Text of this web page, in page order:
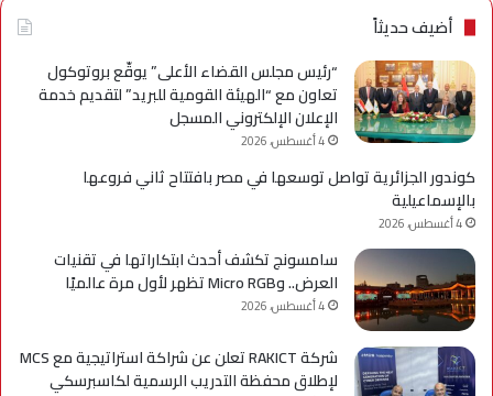
أضيف حديثاً
“رئيس مجلس القضاء الأعلى” يوقّع بروتوكول
تعاون مع “الهيئة القومية للبريد” لتقديم خدمة
الإعلان الإلكتروني المسجل
4 أغسطس، 2026
كوندور الجزائرية تواصل توسعها في مصر بافتتاح ثاني فروعها
بالإسماعيلية
4 أغسطس، 2026
سامسونج تكشف أحدث ابتكاراتها في تقنيات
العرض.. وMicro RGB تظهر لأول مرة عالميًا
4 أغسطس، 2026
شركة RAKICT تعلن عن شراكة استراتيجية مع MCS
لإطلاق محفظة التدريب الرسمية لكاسبرسكي